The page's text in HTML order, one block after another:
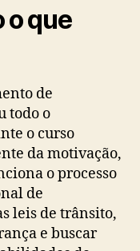
o que
de
todo o
o curso
da motivação,
o processo
de
leis de trânsito,
e buscar